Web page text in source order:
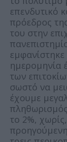
επενδυτικό
πρόεδρος
του στην
ημερομηνία
των
σωστό να
έχουμε
το 2%,